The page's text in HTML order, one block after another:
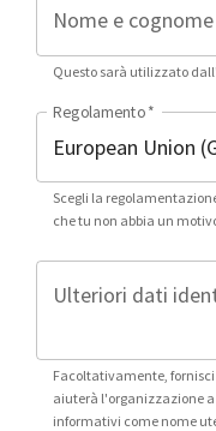
Nome e cognome
Questo sarà utilizzato
Regolamento*
Scegli la
che tu non abbia un
Ulteriori dati
Facoltativamente,
aiuterà l'organizzazione
informativi come nome